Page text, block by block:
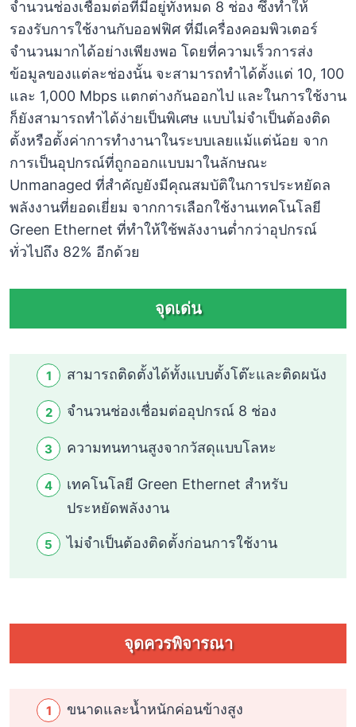
จำนวนช่องเชื่อมต่อที่มีอยู่ทั้งหมด 8 ช่อง ซึ่งทำให้
รองรับการใช้งานกับออฟฟิศ ที่มีเครื่องคอมพิวเตอร์
จำนวนมากได้อย่างเพียงพอ โดยที่ความเร็วการส่ง
ข้อมูลของแต่ละช่องนั้น จะสามารถทำได้ตั้งแต่ 10, 100
และ 1,000 Mbps แตกต่างกันออกไป และในการใช้งาน
ก็ยังสามารถทำได้ง่ายเป็นพิเศษ แบบไม่จำเป็นต้องติด
ตั้งหรือตั้งค่าการทำงานาในระบบเลยแม้แต่น้อย จาก
การเป็นอุปกรณ์ที่ถูกออกแบบมาในลักษณะ
Unmanaged ที่สำคัญยังมีคุณสมบัติในการประหยัดล
พลังงานที่ยอดเยี่ยม จากการเลือกใช้งานเทคโนโลยี
Green Ethernet ที่ทำให้ใช้พลังงานต่ำกว่าอุปกรณ์
ทั่วไปถึง 82% อีกด้วย
จุดเด่น
สามารถติดตั้งได้ทั้งแบบตั้งโต๊ะและติดผนัง
จำนวนช่องเชื่อมต่ออุปกรณ์ 8 ช่อง
ความทนทานสูงจากวัสดุแบบโลหะ
เทคโนโลยี Green Ethernet สำหรับ
ประหยัดพลังงาน
ไม่จำเป็นต้องติดตั้งก่อนการใช้งาน
จุดควรพิจารณา
ขนาดและน้ำหนักค่อนข้างสูง